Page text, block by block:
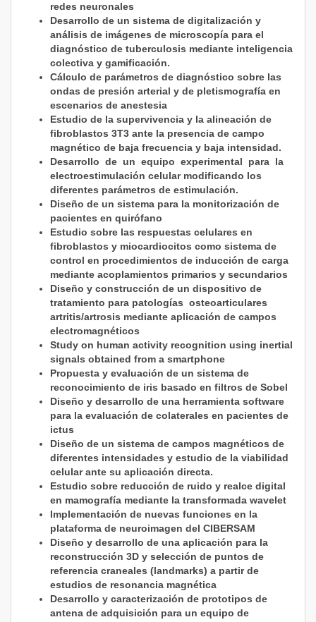
redes neuronales
Desarrollo de un sistema de digitalización y
análisis de imágenes de microscopía para el
diagnóstico de tuberculosis mediante inteligencia
colectiva y gamificación.
Cálculo de parámetros de diagnóstico sobre las
ondas de presión arterial y de pletismografía en
escenarios de anestesia
Estudio de la supervivencia y la alineación de
fibroblastos 3T3 ante la presencia de campo
magnético de baja frecuencia y baja intensidad.
Desarrollo de un equipo experimental para la
electroestimulación celular modificando los
diferentes parámetros de estimulación.
Diseño de un sistema para la monitorización de
pacientes en quirófano
Estudio sobre las respuestas celulares en
fibroblastos y miocardiocitos como sistema de
control en procedimientos de inducción de carga
mediante acoplamientos primarios y secundarios
Diseño y construcción de un dispositivo de
tratamiento para patologías osteoarticulares
artritis/artrosis mediante aplicación de campos
electromagnéticos
Study on human activity recognition using inertial
signals obtained from a smartphone
Propuesta y evaluación de un sistema de
reconocimiento de iris basado en filtros de Sobel
Diseño y desarrollo de una herramienta software
para la evaluación de colaterales en pacientes de
ictus
Diseño de un sistema de campos magnéticos de
diferentes intensidades y estudio de la viabilidad
celular ante su aplicación directa.
Estudio sobre reducción de ruido y realce digital
en mamografía mediante la transformada wavelet
Implementación de nuevas funciones en la
plataforma de neuroimagen del CIBERSAM
Diseño y desarrollo de una aplicación para la
reconstrucción 3D y selección de puntos de
referencia craneales (landmarks) a partir de
estudios de resonancia magnética
Desarrollo y caracterización de prototipos de
antena de adquisición para un equipo de